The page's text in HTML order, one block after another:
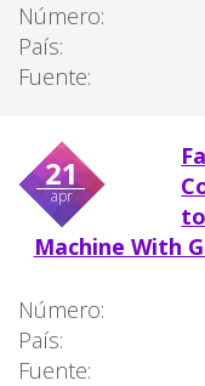
Número:
País:
Fuente:
21
apr
Machine With
Número:
País:
Fuente: